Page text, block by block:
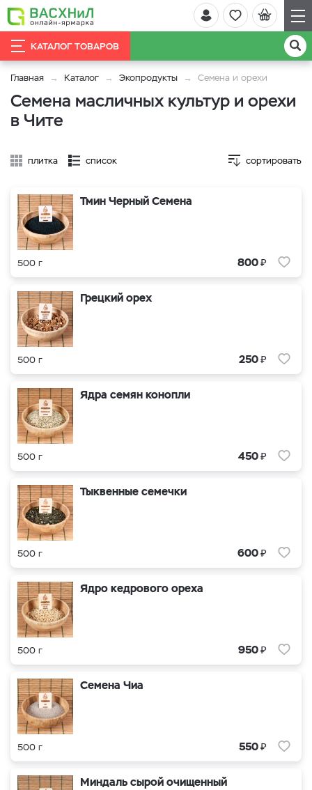
КАТАЛОГ ТОВАРОВ
Главная Каталог Экопродукты Семена и орехи
Семена масличных культур и орехи
в Чите
плитка список сортировать
Тмин Черный Семена
500 г 800₽
Грецкий орех
500 г 250₽
Ядра семян конопли
500 г 450₽
Тыквенные семечки
500 г 600₽
Ядро кедрового ореха
500 г 950₽
Семена Чиа
500 г 550₽
Миндаль сырой очищенный